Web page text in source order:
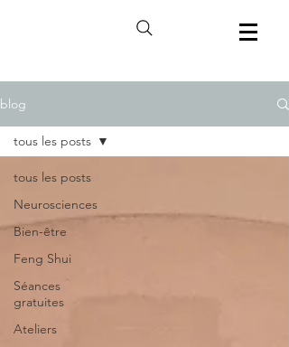
blog
tous les posts
Neurosciences
Bien-être
Feng Shui
Séances
gratuites
Ateliers
tous les posts